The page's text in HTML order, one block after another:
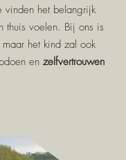
het belangrijk
thuis voelen. Bij ons is
het kind zal ook
en zelfvertrouwen